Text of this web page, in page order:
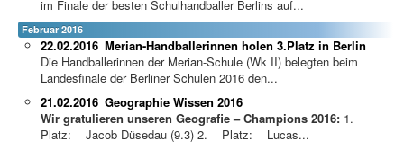
im Finale der besten Schulhandballer Berlins auf...
Februar 2016
Merian-Handballerinnen holen 3.Platz in Berlin
22.02.2016
Die Handballerinnen der Merian-Schule (Wk II) belegten beim
Landesfinale der Berliner Schulen 2016 den...
Geographie Wissen 2016
21.02.2016
Wir gratulieren unseren Geografie – Champions 2016: 1.
Platz: Jacob Düsedau (9.3) 2. Platz: Lucas...